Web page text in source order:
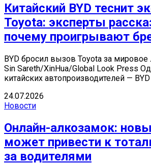
Китайский BYD теснит
Toyota: эксперты
почему проигрывают
BYD бросил вызов Toyota за мировое
Sin Sareth/XinHua/Global Look Press
китайских автопроизводителей — BYD
24.07.2026
Новости
Онлайн-алкозамок:
может привести к
за водителями